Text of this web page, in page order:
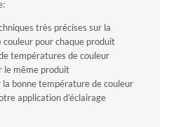
très précises sur la
pour chaque produit
températures de couleur
le même produit
la bonne température de couleur
application d’éclairage